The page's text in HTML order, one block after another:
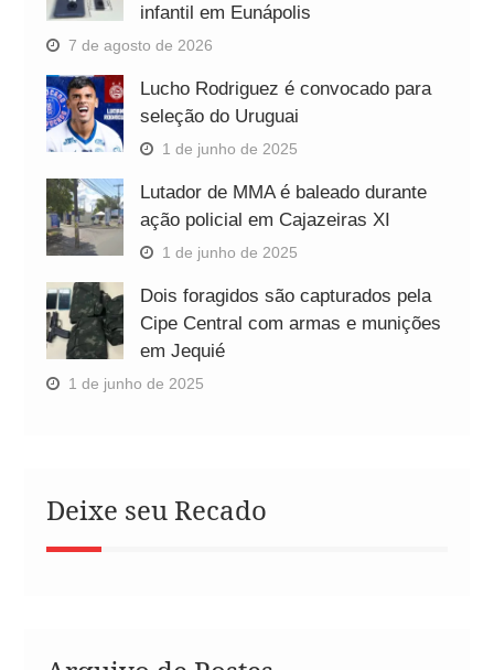
infantil em Eunápolis
7 de agosto de 2026
Lucho Rodriguez é convocado para
seleção do Uruguai
1 de junho de 2025
Lutador de MMA é baleado durante
ação policial em Cajazeiras XI
1 de junho de 2025
Dois foragidos são capturados pela
Cipe Central com armas e munições
em Jequié
1 de junho de 2025
Deixe seu Recado